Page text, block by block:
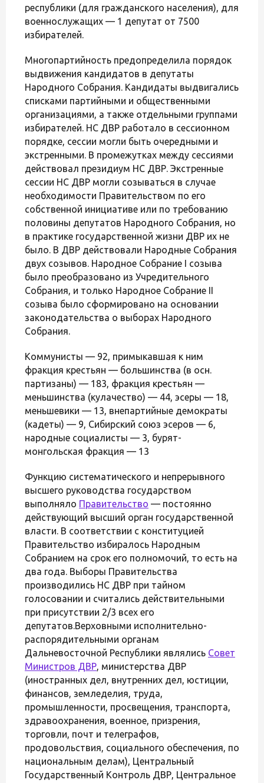
республики (для гражданского населения), для
военнослужащих — 1 депутат от 7500
избирателей.
Многопартийность предопределила порядок
выдвижения кандидатов в депутаты
Народного Собрания. Кандидаты выдвигались
списками партийными и общественными
организациями, а также отдельными группами
избирателей. НС ДВР работало в сессионном
порядке, сессии могли быть очередными и
экстренными. В промежутках между сессиями
действовал президиум НС ДВР. Экстренные
сессии НС ДВР могли созываться в случае
необходимости Правительством по его
собственной инициативе или по требованию
половины депутатов Народного Собрания, но
в практике государственной жизни ДВР их не
было. В ДВР действовали Народные Собрания
двух созывов. Народное Собрание I созыва
было преобразовано из Учредительного
Собрания, и только Народное Собрание II
созыва было сформировано на основании
законодательства о выборах Народного
Собрания.
Коммунисты — 92, примыкавшая к ним
фракция крестьян — большинства (в осн.
партизаны) — 183, фракция крестьян —
меньшинства (кулачество) — 44, эсеры — 18,
меньшевики — 13, внепартийные демократы
(кадеты) — 9, Сибирский союз эсеров — 6,
народные социалисты — 3, бурят-
монгольская фракция — 13
Функцию систематического и непрерывного
высшего руководства государством
выполняло Правительство — постоянно
действующий высший орган государственной
власти. В соответствии с конституцией
Правительство избиралось Народным
Собранием на срок его полномочий, то есть на
два года. Выборы Правительства
производились НС ДВР при тайном
голосовании и считались действительными
при присутствии 2/3 всех его
депутатов.Верховными исполнительно-
распорядительными органам
Дальневосточной Республики являлись Совет
Министров ДВР, министерства ДВР
(иностранных дел, внутренних дел, юстиции,
финансов, земледелия, труда,
промышленности, просвещения, транспорта,
здравоохранения, военное, призрения,
торговли, почт и телеграфов,
продовольствия, социального обеспечения, по
национальным делам), Центральный
Государственный Контроль ДВР, Центральное